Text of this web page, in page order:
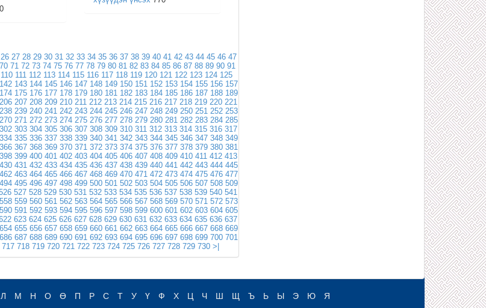
26 27 28 29 30 31 32 33 34 35 36 37 38 39 40 41 42 43 44 45 46 47
70 71 72 73 74 75 76 77 78 79 80 81 82 83 84 85 86 87 88 89 90 91
110 111 112 113 114 115 116 117 118 119 120 121 122 123 124 125
142 143 144 145 146 147 148 149 150 151 152 153 154 155 156 157
174 175 176 177 178 179 180 181 182 183 184 185 186 187 188 189
206 207 208 209 210 211 212 213 214 215 216 217 218 219 220 221
238 239 240 241 242 243 244 245 246 247 248 249 250 251 252 253
270 271 272 273 274 275 276 277 278 279 280 281 282 283 284 285
302 303 304 305 306 307 308 309 310 311 312 313 314 315 316 317
334 335 336 337 338 339 340 341 342 343 344 345 346 347 348 349
366 367 368 369 370 371 372 373 374 375 376 377 378 379 380 381
398 399 400 401 402 403 404 405 406 407 408 409 410 411 412 413
430 431 432 433 434 435 436 437 438 439 440 441 442 443 444 445
462 463 464 465 466 467 468 469 470 471 472 473 474 475 476 477
494 495 496 497 498 499 500 501 502 503 504 505 506 507 508 509
527 528 529 530 531 532 533 534 535 536 537 538 539 540 541
558 559 560 561 562 563 564 565 566 567 568 569 570 571 572 573
590 591 592 593 594 595 596 597 598 599 600 601 602 603 604 605
623 624 625 626 627 628 629 630 631 632 633 634 635 636 637
654 655 656 657 658 659 660 661 662 663 664 665 666 667 668 669
686 687 688 689 690 691 692 693 694 695 696 697 698 699 700 701
717 718 719 720 721 722 723 724 725 726 727 728 729 730 >|
Л М Н О Ө П Р С Т У Ү Ф Х Ц Ч Ш Щ Ъ Ь Ы Э Ю Я